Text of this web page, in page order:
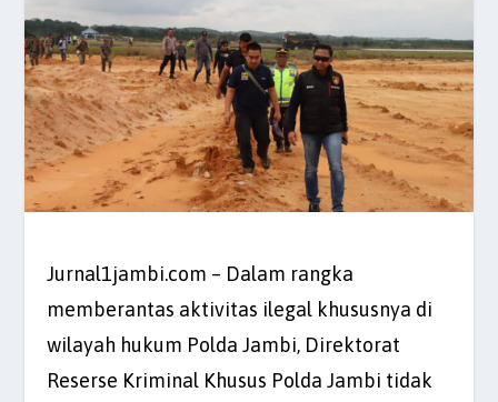
Jurnal1jambi.com – Dalam rangka
memberantas aktivitas ilegal khususnya di
wilayah hukum Polda Jambi, Direktorat
Reserse Kriminal Khusus Polda Jambi tidak